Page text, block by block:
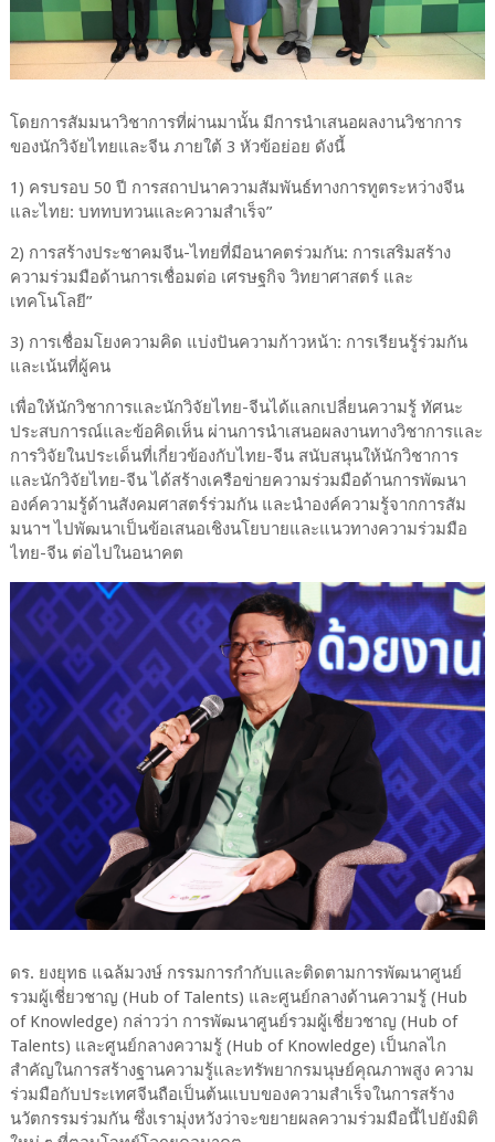
โดยการสัมมนาวิชาการที่ผ่านมานั้น มีการนำเสนอผลงานวิชาการ
ของนักวิจัยไทยและจีน ภายใต้ 3 หัวข้อย่อย ดังนี้
1) ครบรอบ 50 ปี การสถาปนาความสัมพันธ์ทางการทูตระหว่างจีน
และไทย: บททบทวนและความสําเร็จ”
2) การสร้างประชาคมจีน-ไทยที่มีอนาคตร่วมกัน: การเสริมสร้าง
ความร่วมมือด้านการเชื่อมต่อ เศรษฐกิจ วิทยาศาสตร์ และ
เทคโนโลยี”
3) การเชื่อมโยงความคิด แบ่งปันความก้าวหน้า: การเรียนรู้ร่วมกัน
และเน้นที่ผู้คน
เพื่อให้นักวิชาการและนักวิจัยไทย-จีนได้แลกเปลี่ยนความรู้ ทัศนะ
ประสบการณ์และข้อคิดเห็น ผ่านการนำเสนอผลงานทางวิชาการและ
การวิจัยในประเด็นที่เกี่ยวข้องกับไทย-จีน สนับสนุนให้นักวิชาการ
และนักวิจัยไทย-จีน ได้สร้างเครือข่ายความร่วมมือด้านการพัฒนา
องค์ความรู้ด้านสังคมศาสตร์ร่วมกัน และนำองค์ความรู้จากการสัม
มนาฯ ไปพัฒนาเป็นข้อเสนอเชิงนโยบายและแนวทางความร่วมมือ
ไทย-จีน ต่อไปในอนาคต
ดร. ยงยุทธ แฉล้มวงษ์ กรรมการกํากับและติดตามการพัฒนาศูนย์
รวมผู้เชี่ยวชาญ (Hub of Talents) และศูนย์กลางด้านความรู้ (Hub
of Knowledge) กล่าวว่า การพัฒนาศูนย์รวมผู้เชี่ยวชาญ (Hub of
Talents) และศูนย์กลางความรู้ (Hub of Knowledge) เป็นกลไก
สำคัญในการสร้างฐานความรู้และทรัพยากรมนุษย์คุณภาพสูง ความ
ร่วมมือกับประเทศจีนถือเป็นต้นแบบของความสำเร็จในการสร้าง
นวัตกรรมร่วมกัน ซึ่งเรามุ่งหวังว่าจะขยายผลความร่วมมือนี้ไปยังมิติ